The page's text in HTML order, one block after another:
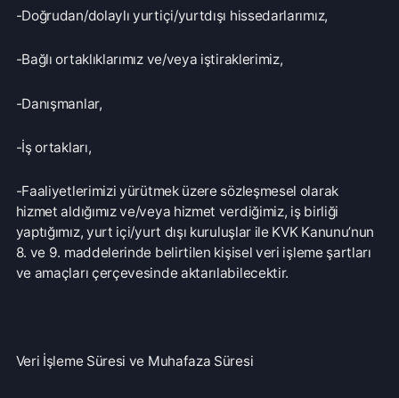
Veri İşleme Süresi ve Muhafaza Süresi
Kişisel verileriniz, işbu Aydınlatma Metninde belirtilen
tüm kanun ve sair yasal mevzuatta yer alan veri işleme ve
Kanunlarda veri işleme sürelerine ilişkin değişiklik
yapılması halinde, belirlenen yeni süreler esas alınacaktır.
Kişisel verileriniz, amaçla sınırlılık ilkesinin bir gereği olarak
işbu Aydınlatma Metninde açıklanan amaçların yerine
getirilmesi ve her halükârda Firma uygulamaları ve ticari
yaşamın teamülleri uyarınca işlenmesini gerektiren süre ile
sınırlı olarak işlenmekte, sürelerin dolması ardından ise